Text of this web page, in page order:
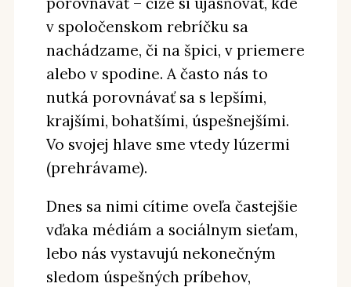
v spoločenskom rebríčku sa
nachádzame, či na špici, v priemere
alebo v spodine. A často nás to
nutká porovnávať sa s lepšími,
krajšími, bohatšími, úspešnejšími.
Vo svojej hlave sme vtedy lúzermi
(prehrávame).
Dnes sa nimi cítime oveľa častejšie
vďaka médiám a sociálnym sieťam,
lebo nás vystavujú nekonečným
sledom úspešných príbehov,